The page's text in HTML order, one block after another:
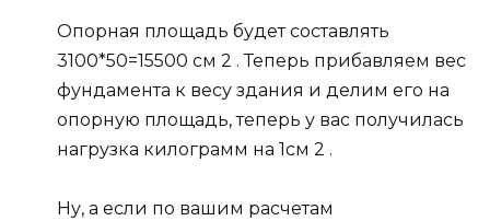
Опорная площадь будет составлять
3100*50=15500 см 2 . Теперь прибавляем вес
фундамента к весу здания и делим его на
опорную площадь, теперь у вас получилась
нагрузка килограмм на 1см 2 .
Ну, а если по вашим расчетам